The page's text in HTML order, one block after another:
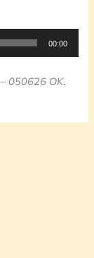
00:00
– 050626 OK.